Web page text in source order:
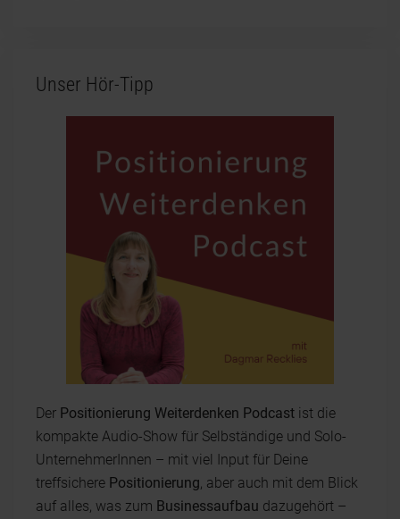
Unser Hör-Tipp
Der Positionierung Weiterdenken Podcast ist die
kompakte Audio-Show für Selbständige und Solo-
UnternehmerInnen – mit viel Input für Deine
treffsichere Positionierung , aber auch mit dem Blick
auf alles, was zum Businessaufbau dazugehört –